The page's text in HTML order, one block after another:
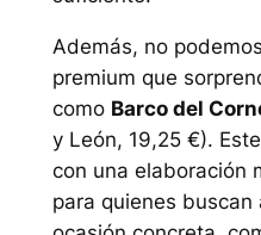
Además, no
premium que
como Barco del
y León, 19,25 €).
con una elaboración
para quienes buscan